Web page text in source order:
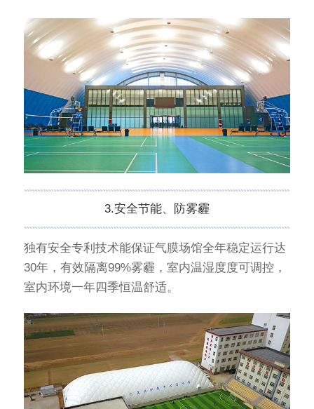
3.安全节能、防雾霾
独有安全专利技术能保证气膜场馆全年稳定运行达
30年，有效隔离99%雾霾，室内温湿度度可调控，
室内环境一年四季恒温舒适。